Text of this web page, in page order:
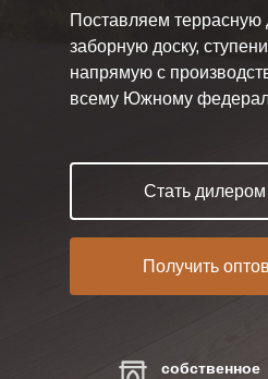
Поставляем террасную
заборную доску,
напрямую с
всему Южному
Получить
собственное
Стать